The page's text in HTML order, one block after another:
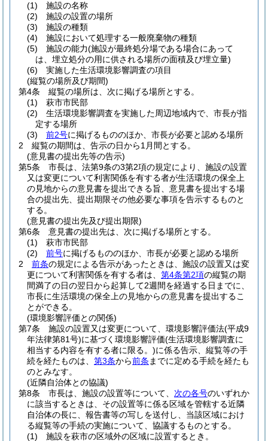
(1)
施設の名称
(2)
施設の設置の場所
(3)
施設の種類
(4)
施設において処理する一般廃棄物の種類
(5)
施設の能力(施設が最終処分場である場合にあって
は、埋立処分の用に供される場所の面積及び埋立量)
(6)
実施した生活環境影響調査の項目
(縦覧の場所及び期間)
第4条
縦覧の場所は、次に掲げる場所とする。
(1)
萩市市民部
(2)
生活環境影響調査を実施した周辺地域内で、市長が指
定する場所
(3)
前2号に掲げるもののほか、市長が必要と認める場所
2
縦覧の期間は、告示の日から1月間とする。
(意見書の提出先等の告示)
第5条
市長は、法第9条の3第2項の規定により、施設の設置
又は変更について利害関係を有する者が生活環境の保全上
の見地からの意見書を提出できる旨、意見書を提出する場
合の提出先、提出期限その他必要な事項を告示するものと
する。
(意見書の提出先及び提出期限)
第6条
意見書の提出先は、次に掲げる場所とする。
(1)
萩市市民部
(2)
前号に掲げるもののほか、市長が必要と認める場所
2
前条の規定による告示があったときは、施設の設置又は変
更について利害関係を有する者は、 第4条第2項の縦覧の期
間満了の日の翌日から起算して2週間を経過する日までに、
市長に生活環境の保全上の見地からの意見書を提出するこ
とができる。
(環境影響評価との関係)
第7条
施設の設置又は変更について、環境影響評価法(平成9
年法律第81号)に基づく環境影響評価(生活環境影響調査に
相当する内容を有する者に限る。)に係る告示、縦覧等の手
続を経たものは、 第3条から前条 までに定める手続を経たも
のとみなす。
(近隣自治体との協議)
第8条
市長は、施設の設置等について、 次の各号のいずれか
に該当するときは、その設置等に係る区域を管轄する近隣
自治体の長に、報告書等の写しを送付し、当該区域におけ
る縦覧等の手続の実施について、協議するものとする。
(1)
施設を萩市の区域外の区域に設置するとき。